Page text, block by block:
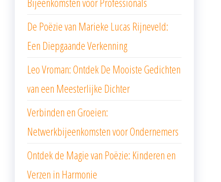
De Poëzie van Marieke Lucas Rijneveld:
Een Diepgaande Verkenning
Leo Vroman: Ontdek De Mooiste Gedichten
van een Meesterlijke Dichter
Verbinden en Groeien:
Netwerkbijeenkomsten voor Ondernemers
Ontdek de Magie van Poëzie: Kinderen en
Verzen in Harmonie